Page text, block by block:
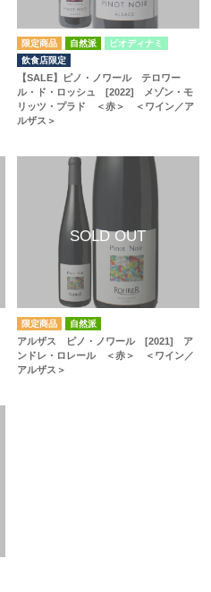
自然派
ビオディナミ
飲食店限定
【SALE】ピノ・ノワール テロワー
ル・ド・ロッシュ [2022] メゾン・モ
リッツ・プラド ＜赤＞ ＜ワイン／ア
ルザス＞
自然派
アルザス ピノ・ノワール [2021] ア
ンドレ・ロレール ＜赤＞ ＜ワイン／
アルザス＞